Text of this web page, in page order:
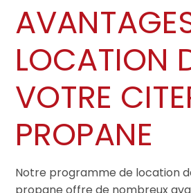
LOCATION
VOTRE
PROPANE
Notre programme de location